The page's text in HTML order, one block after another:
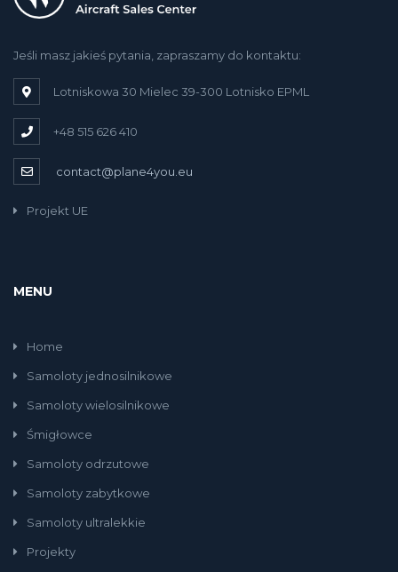
Jeśli masz jakieś pytania, zapraszamy do kontaktu:
Lotniskowa 30 Mielec 39-300 Lotnisko EPML
+48 515 626 410
contact@plane4you.eu
Projekt UE
MENU
Home
Samoloty jednosilnikowe
Samoloty wielosilnikowe
Śmigłowce
Samoloty odrzutowe
Samoloty zabytkowe
Samoloty ultralekkie
Projekty